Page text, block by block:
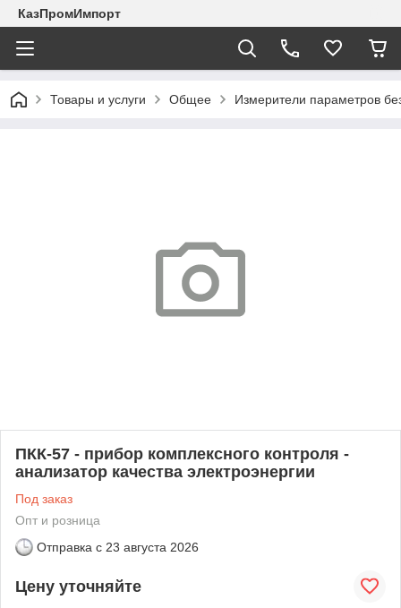
КазПромИмпорт
Товары и услуги Общее Измерители параметров
ПКК-57 - прибор комплексного контроля -
анализатор качества электроэнергии
Под заказ
Опт и розница
Отправка с 23 августа 2026
Цену уточняйте